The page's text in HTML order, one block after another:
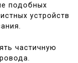
подобных
устройств
частичную